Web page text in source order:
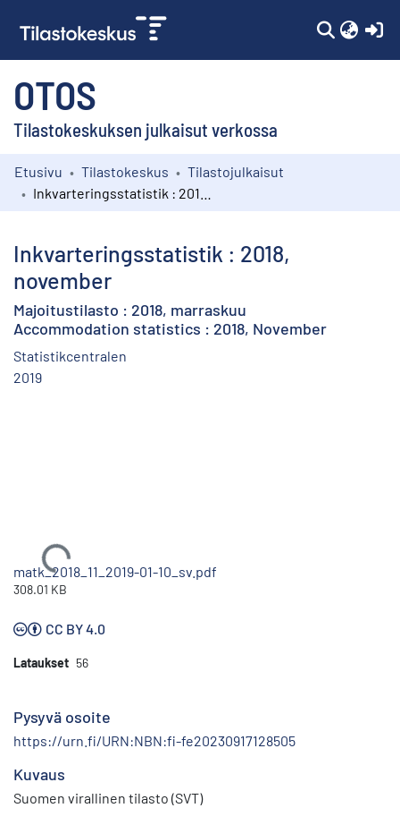
OTOS
Tilastokeskuksen julkaisut verkossa
Kokoelmat
Etusivu Tilastokeskus
Tilastojulkaisut
Inkvarteringsstatistik : 2018,
november
Majoitustilasto : 2018, marraskuu
Accommodation statistics : 2018, November
Statistikcentralen
2019
Ladataan...
matk_2018_11_2019-01-10_sv.pdf
308.01 KB
CC BY 4.0
Lataukset 56
Pysyvä osoite
https://urn.fi/URN:NBN:fi-fe20230917128505
Kuvaus
Suomen virallinen tilasto (SVT)